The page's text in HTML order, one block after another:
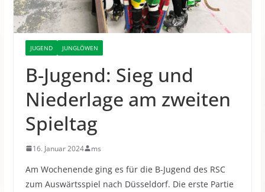
JUGEND JUNGLÖWEN
B-Jugend: Sieg und
Niederlage am zweiten
Spieltag
16. Januar 2024 ms
Am Wochenende ging es für die B-Jugend des RSC
zum Auswärtsspiel nach Düsseldorf. Die erste Partie